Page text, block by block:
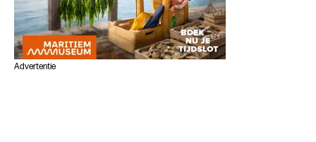
Advertentie